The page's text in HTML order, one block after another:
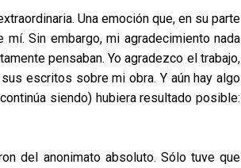
Una emoción que, en su parte
Sin embargo, mi agradecimiento nada
pensaban. Yo agradezco el trabajo,
escritos sobre mi obra. Y aún hay algo
siendo) hubiera resultado posible:
del anonimato absoluto. Sólo tuve que